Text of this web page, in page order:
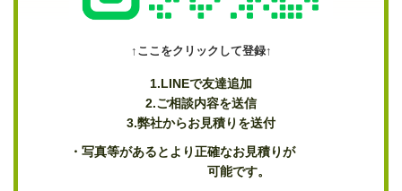
↑ここをクリックして登録↑
1.LINEで友達追加
2.ご相談内容を送信
3.弊社からお見積りを送付
・写真等があるとより正確なお見積りが
可能です。